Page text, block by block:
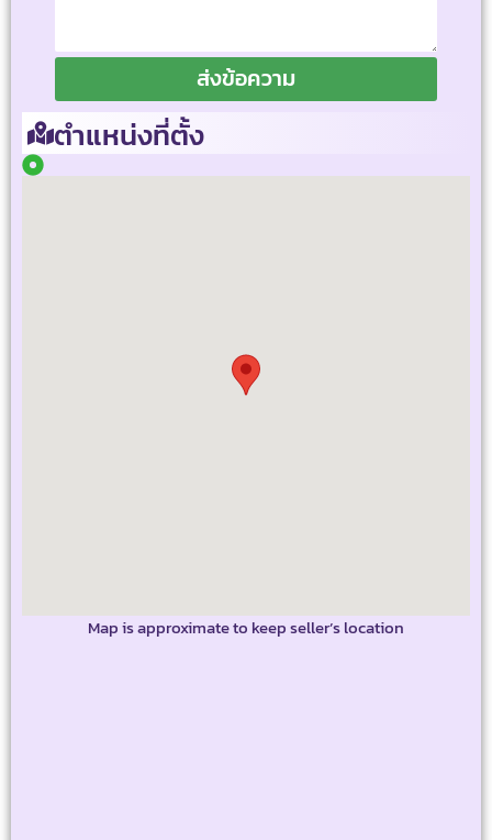
ส่งข้อความ
ตำแหน่งที่ตั้ง
Map is approximate to keep seller’s location